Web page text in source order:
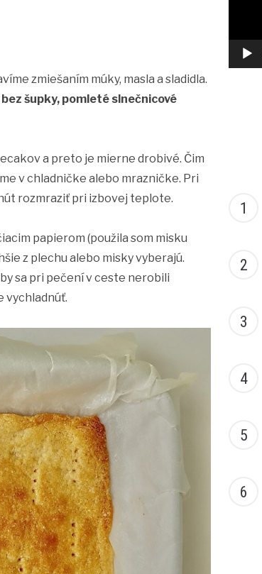
zmiešaním múky, masla a sladidla.
šupky, pomleté slnečnicové
a preto je mierne drobivé. Čim
v chladničke alebo mrazničke. Pri
rozmraziť pri izbovej teplote.
papierom (použila som misku
z plechu alebo misky vyberajú.
sa pri pečení v ceste nerobili
vychladnúť.